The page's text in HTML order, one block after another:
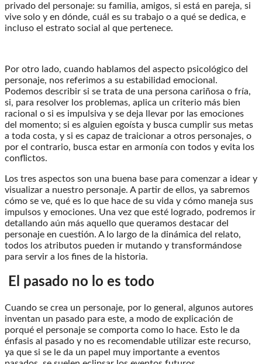
privado del personaje: su familia, amigos, si está en pareja, si
vive solo y en dónde, cuál es su trabajo o a qué se dedica, e
incluso el estrato social al que pertenece.
Por otro lado, cuando hablamos del aspecto psicológico del
personaje, nos referimos a su estabilidad emocional.
Podemos describir si se trata de una persona cariñosa o fría,
si, para resolver los problemas, aplica un criterio más bien
racional o si es impulsiva y se deja llevar por las emociones
del momento; si es alguien egoísta y busca cumplir sus metas
a toda costa, y si es capaz de traicionar a otros personajes, o
por el contrario, busca estar en armonía con todos y evita los
conflictos.
Los tres aspectos son una buena base para comenzar a idear y
visualizar a nuestro personaje. A partir de ellos, ya sabremos
cómo se ve, qué es lo que hace de su vida y cómo maneja sus
impulsos y emociones. Una vez que esté logrado, podremos ir
detallando aún más aquello que queramos destacar del
personaje en cuestión. A lo largo de la dinámica del relato,
todos los atributos pueden ir mutando y transformándose
para servir a los fines de la historia.
El pasado no lo es todo
Cuando se crea un personaje, por lo general, algunos autores
inventan un pasado para este, a modo de explicación de
porqué el personaje se comporta como lo hace. Esto le da
énfasis al pasado y no es recomendable utilizar este recurso,
ya que si se le da un papel muy importante a eventos